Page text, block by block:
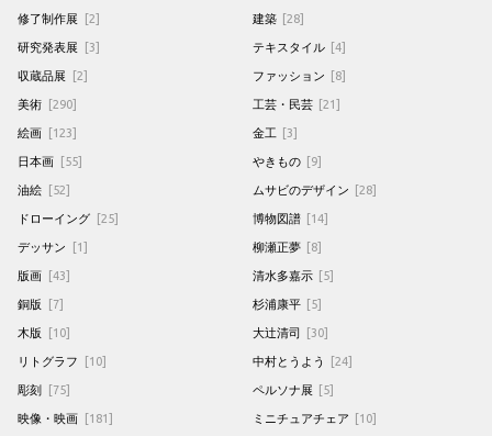
修了制作展 [2]
研究発表展 [3]
収蔵品展 [2]
美術 [290]
絵画 [123]
日本画 [55]
油絵 [52]
ドローイング [25]
デッサン [1]
版画 [43]
銅版 [7]
木版 [10]
リトグラフ [10]
彫刻 [75]
映像・映画 [181]
建築 [28]
テキスタイル [4]
ファッション [8]
工芸・民芸 [21]
金工 [3]
やきもの [9]
ムサビのデザイン [28]
博物図譜 [14]
柳瀬正夢 [8]
清水多嘉示 [5]
杉浦康平 [5]
大辻清司 [30]
中村とうよう [24]
ペルソナ展 [5]
ミニチュアチェア [10]